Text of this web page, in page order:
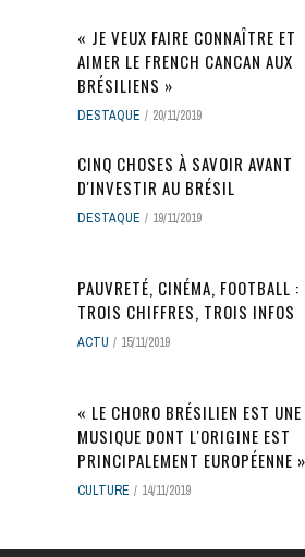
« JE VEUX FAIRE CONNAÎTRE ET
AIMER LE FRENCH CANCAN AUX
BRÉSILIENS »
DESTAQUE 20/11/2019
CINQ CHOSES À SAVOIR AVANT
D'INVESTIR AU BRÉSIL
DESTAQUE 19/11/2019
PAUVRETÉ, CINÉMA, FOOTBALL :
TROIS CHIFFRES, TROIS INFOS
ACTU 15/11/2019
« LE CHORO BRÉSILIEN EST UNE
MUSIQUE DONT L'ORIGINE EST
PRINCIPALEMENT EUROPÉENNE »
CULTURE 14/11/2019